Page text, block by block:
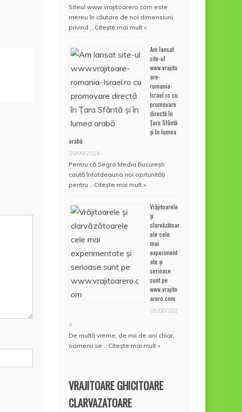
Siteul www.vrajitoarero.com este
mereu în căutare de noi dimensiuni
privind …Citește mai mult »
Am lansat
site-ul
www.vrajito
are-
romania-
Israel.ro cu
promovare
directă în
Țara Sfântă
și în lumea
arabă
20/09/2024
Pentru că Segra Media București
caută întotdeauna noi oprtunități
pentru …Citește mai mult »
Vrăjitoarele
și
clarvăzătoar
ele cele
mai
experiment
ate și
serioase
sunt pe
www.vrajito
arero.com
05/08/202
4
De multă vreme, de mii de ani chiar,
oamenii se …Citește mai mult »
VRAJITOARE GHICITOARE
CLARVAZATOARE